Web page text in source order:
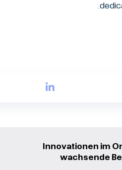
Innovationen im
wachsende